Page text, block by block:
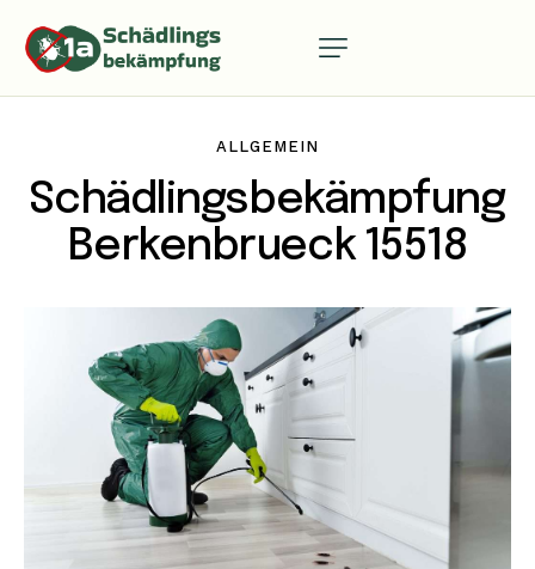
ALLGEMEIN
Schädlingsbekämpfung
Berkenbrueck 15518